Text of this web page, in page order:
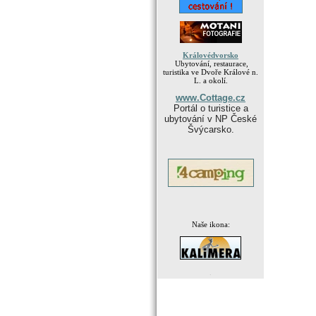
Královédvorsko
Ubytování, restaurace,
turistika ve Dvoře Králové n.
L. a okolí.
www.Cottage.cz
Portál o turistice a
ubytování v NP České
Švýcarsko.
Naše ikona: